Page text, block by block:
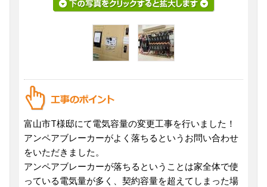
富山市T様邸にて電気容量の変更工事を行いました！
アンペアブレーカーがよく落ちるというお問い合わせ
をいただきました。
アンペアブレーカーが落ちるということは家全体で使
っている電気量が多く、契約容量を超えてしまった場